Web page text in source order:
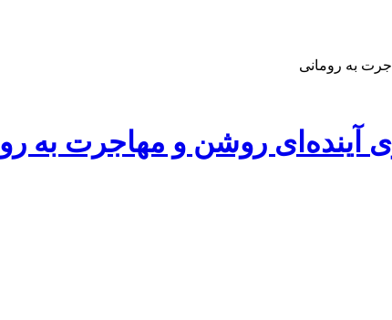
به رومانی
آینده‌ای روشن و مهاجرت به